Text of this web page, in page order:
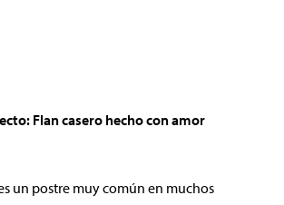
Flan casero hecho con amor
un postre muy común en muchos